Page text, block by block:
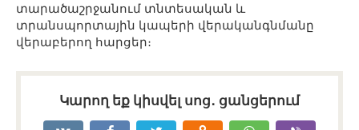
տարածաշրջանում տնտեսական և
տրանսպորտային կապերի վերականգնմանը
վերաբերող հարցեր։
Կարող եք կիսվել սոց․ ցանցերում